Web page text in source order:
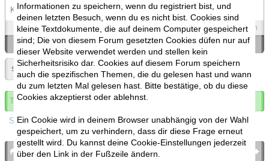
Informationen zu speichern, wenn du registriert bist, und
deinen letzten Besuch, wenn du es nicht bist. Cookies sind
kleine Textdokumente, die auf deinem Computer gespeichert
sind; Die von diesem Forum gesetzten Cookies düfen nur auf
dieser Website verwendet werden und stellen kein
Sicherheitsrisiko dar. Cookies auf diesem Forum speichern
auch die spezifischen Themen, die du gelesen hast und wann
du zum letzten Mal gelesen hast. Bitte bestätige, ob du diese
Cookies akzeptierst oder ablehnst.
Ein Cookie wird in deinem Browser unabhängig von der Wahl
gespeichert, um zu verhindern, dass dir diese Frage erneut
gestellt wird. Du kannst deine Cookie-Einstellungen jederzeit
über den Link in der Fußzeile ändern.
Kann man gar nicht oft genug sagen.
Spoilers Zitieren
«Ein Thema zurück|Ein Thema vor»
Seite:
Thema abonnieren
Spoilers
bronies.de